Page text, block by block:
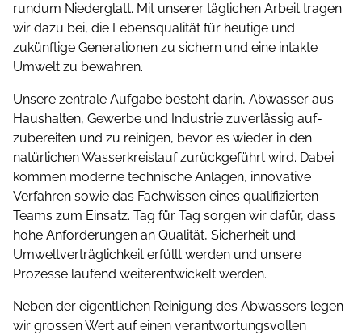
rundum Niederglatt. Mit unserer täglichen Arbeit tragen
wir dazu bei, die Lebensqualität für heutige und
zukünftige Generationen zu sichern und eine intakte
Umwelt zu bewahren.
Unsere zentrale Aufgabe besteht darin, Abwasser aus
Haushalten, Gewerbe und Industrie zuverlässig auf­
zubereiten und zu reinigen, bevor es wieder in den
natürlichen Wasserkreislauf zurückgeführt wird. Dabei
kommen moderne technische Anlagen, innovative
Verfahren sowie das Fachwissen eines qualifizierten
Teams zum Einsatz. Tag für Tag sorgen wir dafür, dass
hohe Anforderungen an Qualität, Sicherheit und
Umwelt­ver­träglichkeit erfüllt werden und unsere
Prozesse laufend weiterentwickelt werden.
Neben der eigentlichen Reinigung des Abwassers legen
wir grossen Wert auf einen verantwortungsvollen